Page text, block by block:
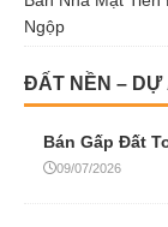
Ngộp
ĐẤT NỀN – DỰ
Bán Gấp Đất
09/07/2026